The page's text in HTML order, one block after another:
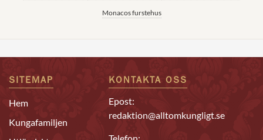
Monacos furstehus
SITEMAP
Hem
Kungafamiljen
KONTAKTA OSS
Epost:
redaktion@alltomkungligt.se